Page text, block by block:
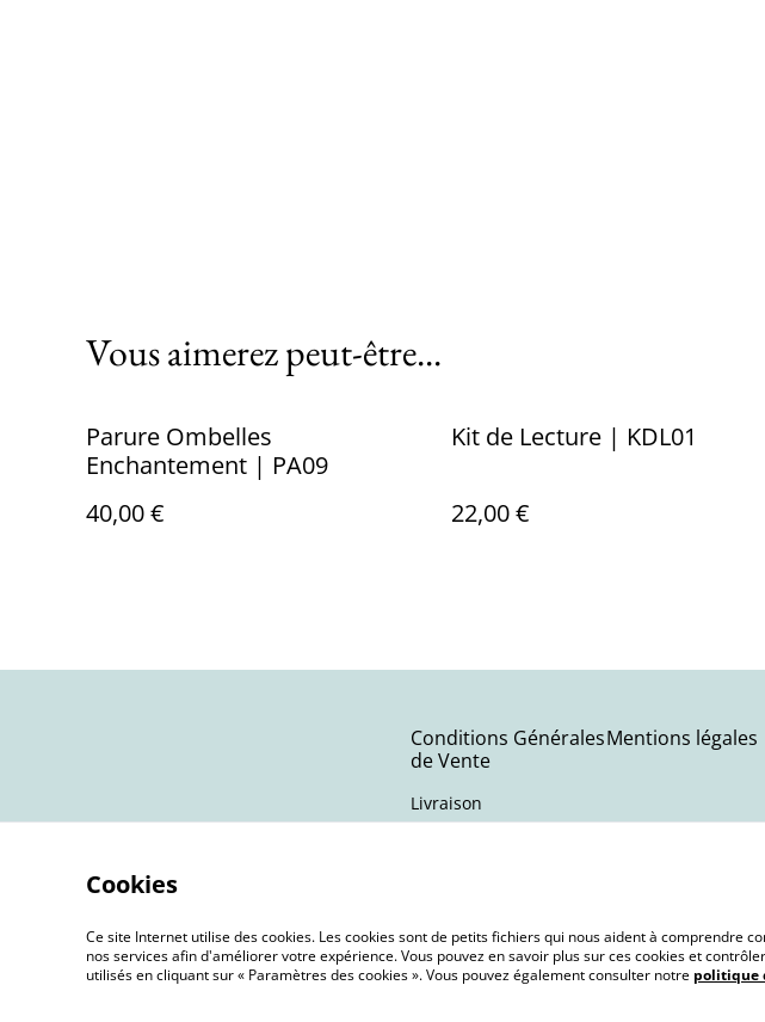
Vous aimerez peut-être...
Parure Ombelles
Enchantement | PA09
40,00 €
Kit de Lecture | KDL01
22,00 €
Conditions Générales
de Vente
Livraison
Mentions légales
©2026 Terra Nebula | Bijoux oniriques
Cookies
Ce site Internet utilise des cookies. Les cookies sont de petits fichiers qui nous aident à comprendre
nos services afin d'améliorer votre expérience. Vous pouvez en savoir plus sur ces cookies et
utilisés en cliquant sur « Paramètres des cookies ». Vous pouvez également consulter notre politique